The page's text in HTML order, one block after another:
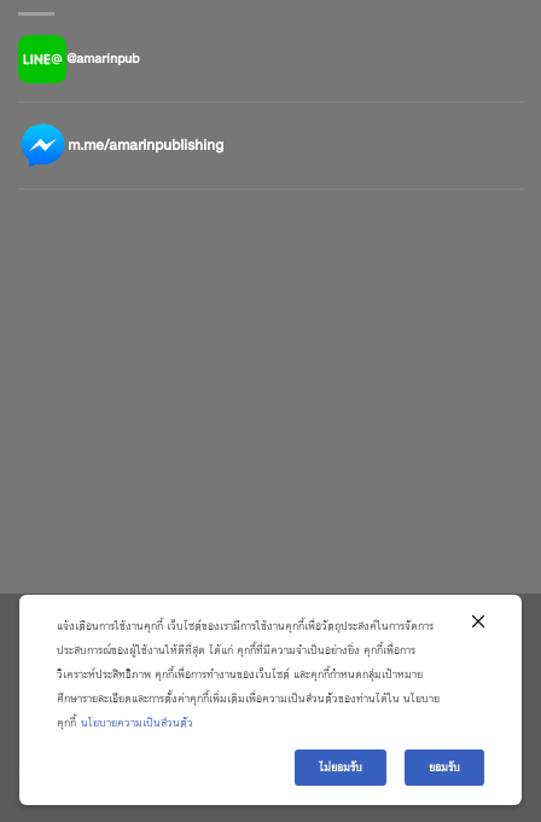
@amarinpub
m.me/amarinpublishing
\
เกี่ยวกับเรา
วิธีการสั่งซื้อสินค้าและการรับประกันสินค้า
แจ้งชำระเงิน
ติดต่อเราและร้องเรียน
แจ้งเตือนการใช้งานคุกกี้ เว็บไซต์ของเรามีการใช้งานคุกกี้เพื่อวัตถุประสงค์ในการจัดการ
ประสบการณ์ของผู้ใช้งานให้ดีที่สุด ได้แก่ คุกกี้ที่มีความจำเป็นอย่างยิ่ง คุกกี้เพื่อการ
วิเคราะห์ประสิทธิภาพ คุกกี้เพื่อการทำงานของเว็บไซต์ และคุกกี้กำหนดกลุ่มเป้าหมาย
ศึกษารายละเอียดและการตั้งค่าคุกกี้เพิ่มเติมเพื่อความเป็นส่วนตัวของท่านได้ใน นโยบาย
คุกกี้ นโยบายความเป็นส่วนตัว
ไม่ยอมรับ ยอมรับ